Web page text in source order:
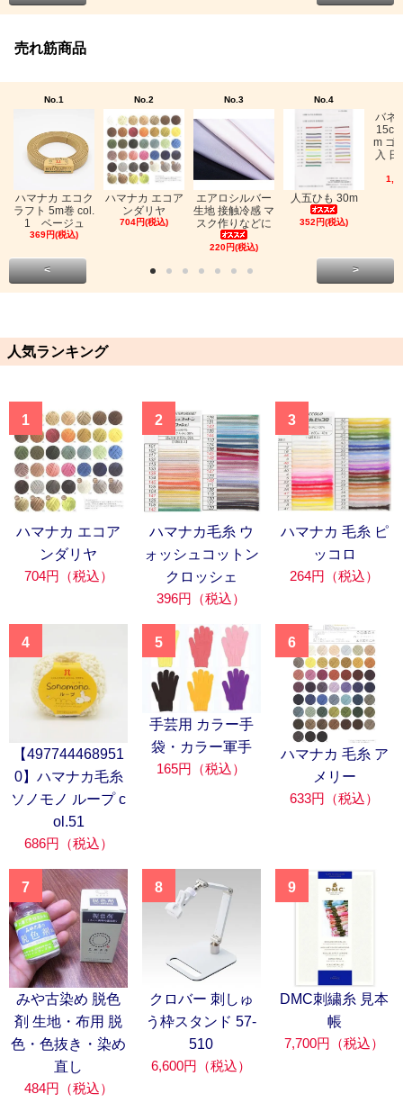
売れ筋商品
No.1
ハマナカ エコク
ラフト 5m巻 col.
1 ベージュ
369円(税込)
No.2
ハマナカ エコア
ンダリヤ
704円(税込)
No.3
エアロシルバー
生地 接触冷感 マ
スク作りなどに
220円(税込)
No.4
人五ひも 30m
352円(税込)
バネ
m ゴ
入
< >
人気ランキング
1
ハマナカ エコア
ンダリヤ
704円（税込）
2
ハマナカ毛糸 ウ
ォッシュコットン
クロッシェ
396円（税込）
3
ハマナカ 毛糸 ピ
ッコロ
264円（税込）
4
【497744468951
0】ハマナカ毛糸
ソノモノ ループ c
ol.51
686円（税込）
5
手芸用 カラー手
袋・カラー軍手
165円（税込）
6
ハマナカ 毛糸 ア
メリー
633円（税込）
7
みや古染め 脱色
剤 生地・布用 脱
色・色抜き・染め
直し
484円（税込）
8
クロバー 刺しゅ
う枠スタンド 57-
510
6,600円（税込）
9
DMC刺繍糸 見本
帳
7,700円（税込）